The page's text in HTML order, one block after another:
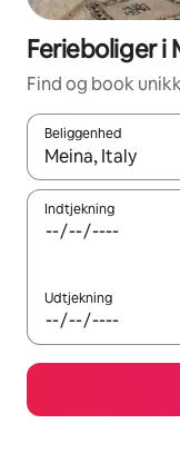
Ferieboliger i
Find og book
Beliggenhed
Når resultaterne
Indtjekning
Udtjekning